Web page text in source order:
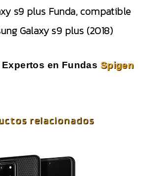
s9 plus Funda, compatible
Galaxy s9 plus (2018)
en Fundas Spigen
relacionados